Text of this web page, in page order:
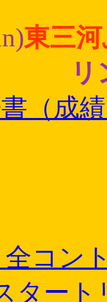
東三
（成
全コン
タート